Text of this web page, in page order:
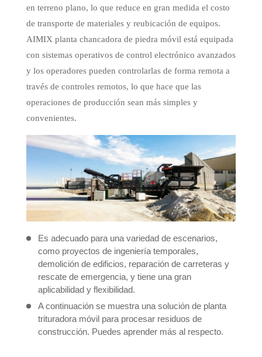
en terreno plano, lo que reduce en gran medida el costo
de transporte de materiales y reubicación de equipos.
AIMIX planta chancadora de piedra móvil está equipada
con sistemas operativos de control electrónico avanzados
y los operadores pueden controlarlas de forma remota a
través de controles remotos, lo que hace que las
operaciones de producción sean más simples y
convenientes.
Es adecuado para una variedad de escenarios,
como proyectos de ingeniería temporales,
demolición de edificios, reparación de carreteras y
rescate de emergencia, y tiene una gran
aplicabilidad y flexibilidad.
A continuación se muestra una solución de planta
trituradora móvil para procesar residuos de
construcción. Puedes aprender más al respecto.